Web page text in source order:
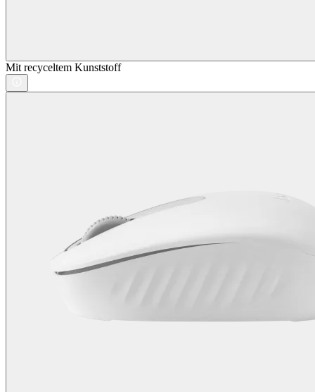
Mit recyceltem Kunststoff